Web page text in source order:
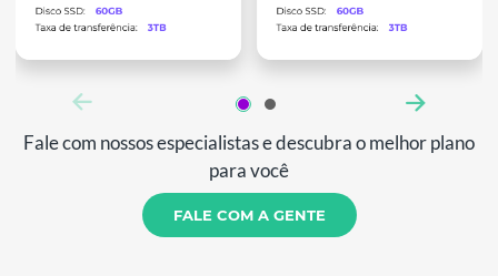
Fale com nossos especialistas e descubra o melhor plano
para você
FALE COM A GENTE